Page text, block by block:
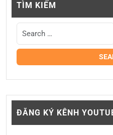
TÌM KIẾM
ĐĂNG KÝ KÊNH